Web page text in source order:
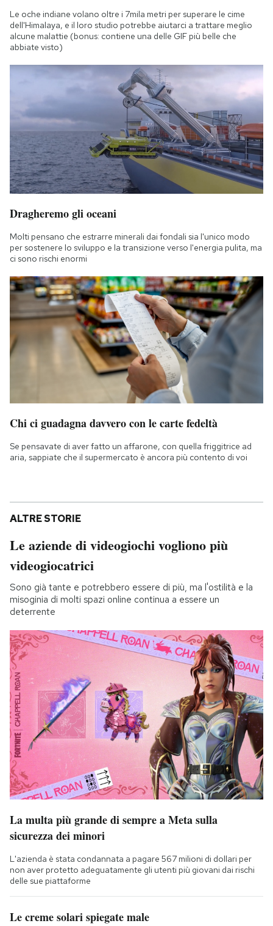
Le oche indiane volano oltre i 7mila metri per superare le cime
dell'Himalaya, e il loro studio potrebbe aiutarci a trattare meglio
alcune malattie (bonus: contiene una delle GIF più belle che
abbiate visto)
Dragheremo gli oceani
Molti pensano che estrarre minerali dai fondali sia l'unico modo
per sostenere lo sviluppo e la transizione verso l'energia pulita, ma
ci sono rischi enormi
Chi ci guadagna davvero con le carte fedeltà
Se pensavate di aver fatto un affarone, con quella friggitrice ad
aria, sappiate che il supermercato è ancora più contento di voi
ALTRE STORIE
Le aziende di videogiochi vogliono più
videogiocatrici
Sono già tante e potrebbero essere di più, ma l'ostilità e la
misoginia di molti spazi online continua a essere un
deterrente
La multa più grande di sempre a Meta sulla
sicurezza dei minori
L'azienda è stata condannata a pagare 567 milioni di dollari per
non aver protetto adeguatamente gli utenti più giovani dai rischi
delle sue piattaforme
Le creme solari spiegate male